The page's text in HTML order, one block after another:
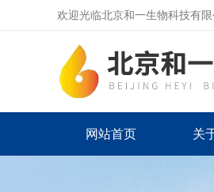
欢迎光临北京和一生物科技有限
网站首页 关